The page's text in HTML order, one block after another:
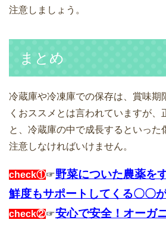
注意しましょう。
まとめ
冷蔵庫や冷凍庫での保存は、賞味期
くおススメとは言われていますが、
と、冷蔵庫の中で成長するといった
注意しなければいけません。
check①☞野菜についた農薬を
鮮度もサポートしてくる〇〇
check②☞安心で安全！オーガ